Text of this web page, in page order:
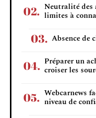
Neutralité des
limites à
Absence de
Préparer un
croiser les
Webcarnews
niveau de